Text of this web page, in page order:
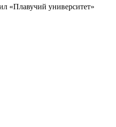
«Плавучий университет»